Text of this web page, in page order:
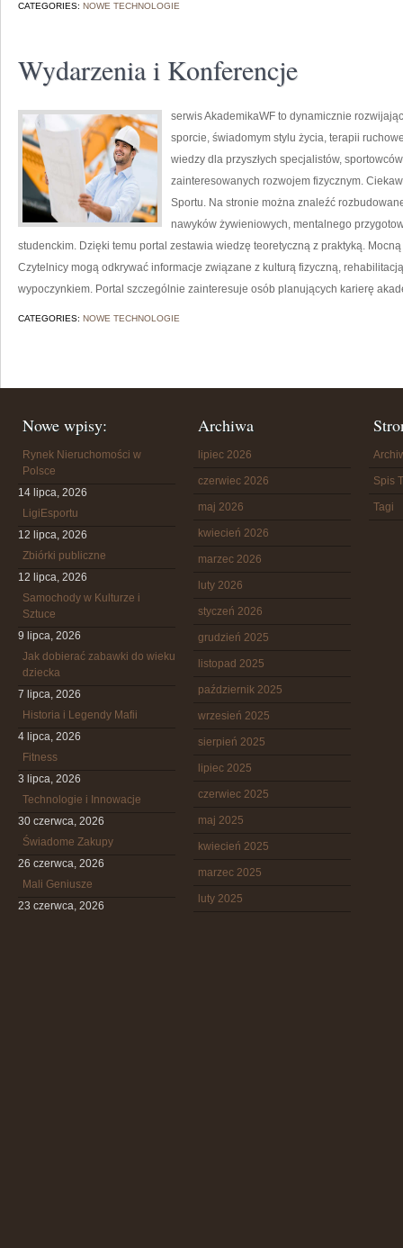
CATEGORIES: NOWE TECHNOLOGIE
Wydarzenia i Konferencje
serwis AkademikaWF to dynamicznie
sporcie, świadomym stylu życia, terapii
wiedzy dla przyszłych specjalistów,
zainteresowanych rozwojem fizycznym.
Sportu. Na stronie można znaleźć
nawyków żywieniowych, mentalnego
studenckim. Dzięki temu portal zestawia wiedzę teoretyczną z praktyką.
Czytelnicy mogą odkrywać informacje związane z kulturą fizyczną,
wypoczynkiem. Portal szczególnie zainteresuje osób planujących karierę
CATEGORIES: NOWE TECHNOLOGIE
Nowe wpisy:
Rynek Nieruchomości w
Polsce
14 lipca, 2026
LigiEsportu
12 lipca, 2026
Zbiórki publiczne
12 lipca, 2026
Samochody w Kulturze i
Sztuce
9 lipca, 2026
Jak dobierać zabawki do wieku
dziecka
7 lipca, 2026
Historia i Legendy Mafii
4 lipca, 2026
Fitness
3 lipca, 2026
Technologie i Innowacje
30 czerwca, 2026
Świadome Zakupy
26 czerwca, 2026
Mali Geniusze
23 czerwca, 2026
Archiwa
lipiec 2026
czerwiec 2026
maj 2026
kwiecień 2026
marzec 2026
luty 2026
styczeń 2026
grudzień 2025
listopad 2025
październik 2025
wrzesień 2025
sierpień 2025
lipiec 2025
czerwiec 2025
maj 2025
kwiecień 2025
marzec 2025
luty 2025
Spis
Tagi